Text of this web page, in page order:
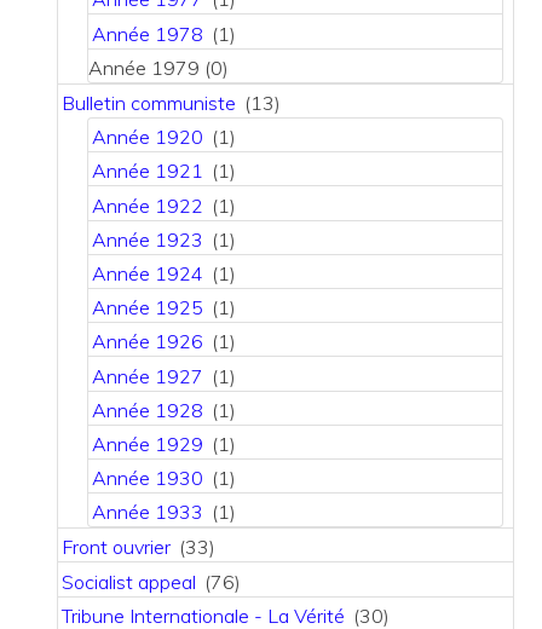
Année 1978 (1)
Année 1979 (0)
Bulletin communiste (13)
Année 1920 (1)
Année 1921 (1)
Année 1922 (1)
Année 1923 (1)
Année 1924 (1)
Année 1925 (1)
Année 1926 (1)
Année 1927 (1)
Année 1928 (1)
Année 1929 (1)
Année 1930 (1)
Année 1933 (1)
Front ouvrier (33)
Socialist appeal (76)
Tribune Internationale - La Vérité (30)